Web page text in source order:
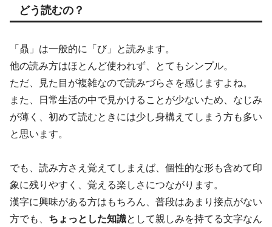
どう読むの？
「贔」は一般的に「び」と読みます。
他の読み方はほとんど使われず、とてもシンプル。
ただ、見た目が複雑なので読みづらさを感じますよね。
また、日常生活の中で見かけることが少ないため、なじみ
が薄く、初めて読むときには少し身構えてしまう方も多い
と思います。
でも、読み方さえ覚えてしまえば、個性的な形も含めて印
象に残りやすく、覚える楽しさにつながります。
漢字に興味がある方はもちろん、普段はあまり接点がない
方でも、 ちょっとした知識として親しみを持てる文字なん